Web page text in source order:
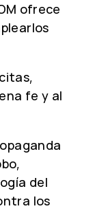
ofrece
fe y al
del
los